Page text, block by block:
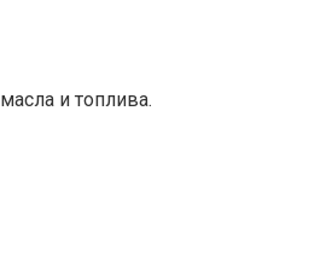
и топлива.